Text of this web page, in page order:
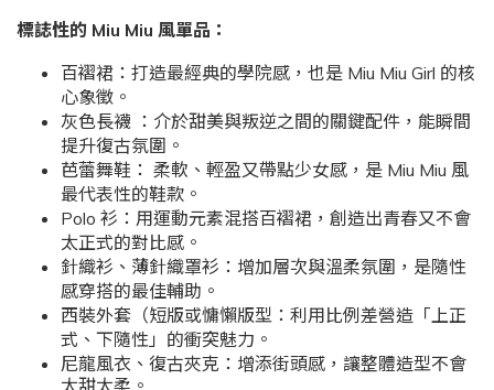
標誌性的 Miu Miu 風單品：
百褶裙：打造最經典的學院感，也是 Miu Miu Girl 的核
心象徵。
灰色長襪 ：介於甜美與叛逆之間的關鍵配件，能瞬間
提升復古氛圍。
芭蕾舞鞋： 柔軟、輕盈又帶點少女感，是 Miu Miu 風
最代表性的鞋款。
Polo 衫：用運動元素混搭百褶裙，創造出青春又不會
太正式的對比感。
針織衫、薄針織罩衫：增加層次與溫柔氛圍，是隨性
感穿搭的最佳輔助。
西裝外套（短版或慵懶版型：利用比例差營造「上正
式、下隨性」的衝突魅力。
尼龍風衣、復古夾克：增添街頭感，讓整體造型不會
太甜太柔。